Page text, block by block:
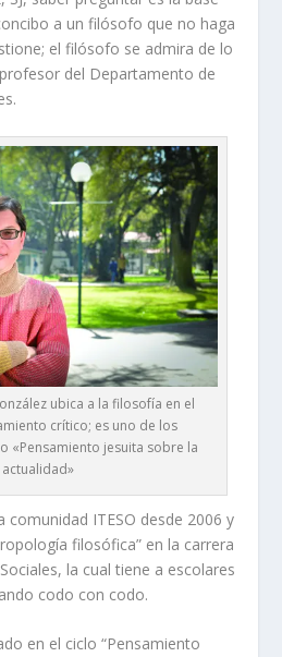
a un filósofo que no haga
el filósofo se admira de lo
del Departamento de
ubica a la filosofía en el
crítico; es uno de los
«Pensamiento jesuita sobre la
actualidad»
comunidad ITESO desde 2006 y
filosófica” en la carrera
la cual tiene a escolares
codo con codo.
en el ciclo “Pensamiento